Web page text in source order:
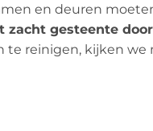
en deuren
zacht gesteente
te reinigen, kijken we